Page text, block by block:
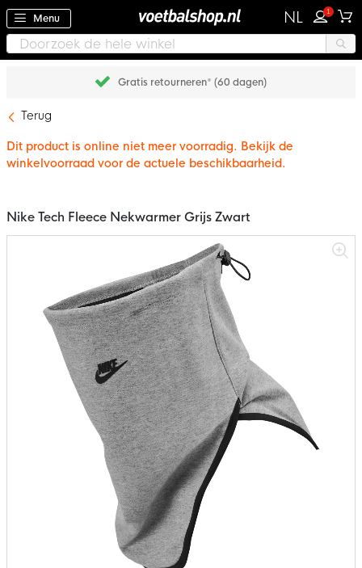
Menu NL 1
Gratis retourneren* (60 dagen)
Terug
Dit product is online niet meer voorradig. Bekijk de
winkelvoorraad voor de actuele beschikbaarheid.
afbeeldingen-
Nike Tech Fleece Nekwarmer Grijs Zwart